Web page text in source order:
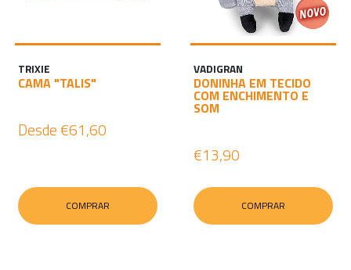
TRIXIE
CAMA "TALIS"
Desde €61,60
COMPRAR
VADIGRAN
DONINHA EM TECIDO
COM ENCHIMENTO E
SOM
€13,90
COMPRAR